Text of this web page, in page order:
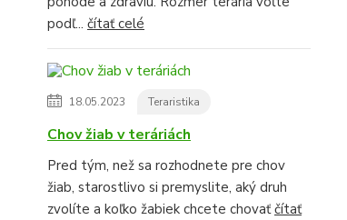
podľ... čítať celé
18.05.2023 Teraristika
Chov žiab v teráriách
Pred tým, než sa rozhodnete pre chov
žiab, starostlivo si premyslite, aký druh
zvolíte a koľko žabiek chcete chovaťčítať